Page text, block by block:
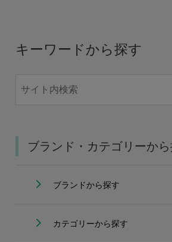
キーワードから探す
ブランド・カテゴリーか
ブランドから探す
カテゴリーから探す